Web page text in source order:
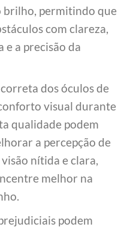
brilho, permitindo que
com clareza,
e a precisão da
dos óculos de
visual durante
qualidade podem
a percepção de
nítida e clara,
melhor na
podem